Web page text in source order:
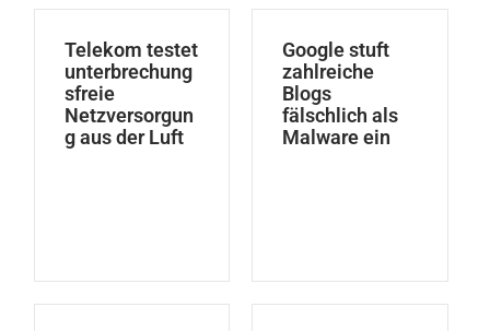
Telekom testet
unterbrechung
sfreie
Netzversorgun
g aus der Luft
Google stuft
zahlreiche
Blogs
fälschlich als
Malware ein